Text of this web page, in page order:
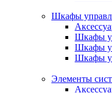
Шкафы
Шкафы
Шкафы
Шкафы
Элементы